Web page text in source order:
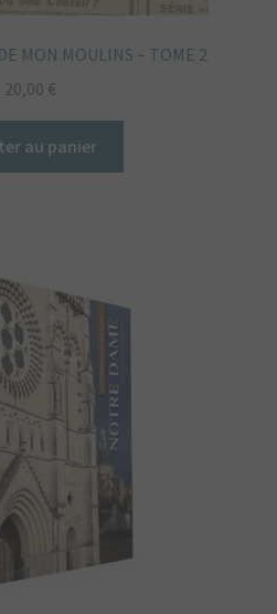
MON MOULINS – TOME 2
20,00 €
au panier